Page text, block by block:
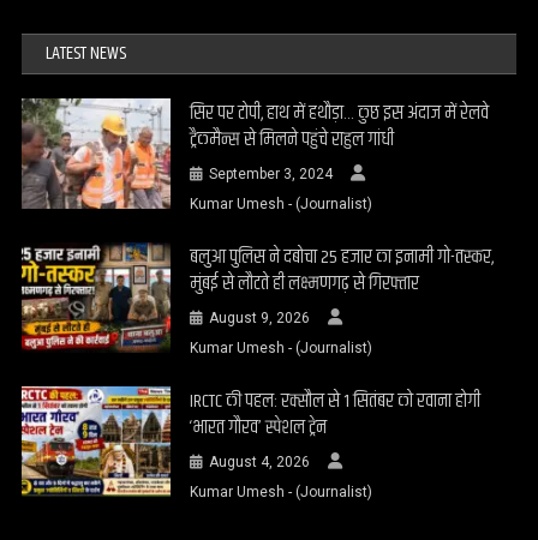
LATEST NEWS
सिर पर टोपी, हाथ में हथौड़ा… कुछ इस अंदाज में रेलवे
ट्रैकमैन्स से मिलने पहुंचे राहुल गांधी
September 3, 2024
Kumar Umesh - (Journalist)
बलुआ पुलिस ने दबोचा 25 हजार का इनामी गो-तस्कर,
मुंबई से लौटते ही लक्ष्मणगढ़ से गिरफ्तार
August 9, 2026
Kumar Umesh - (Journalist)
IRCTC की पहल: रक्सौल से 1 सितंबर को रवाना होगी
‘भारत गौरव’ स्पेशल ट्रेन
August 4, 2026
Kumar Umesh - (Journalist)